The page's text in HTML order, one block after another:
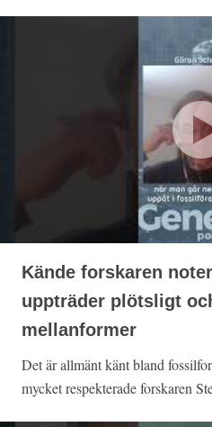
Kände forskaren
uppträder plötsligt
mellanformer
Det är allmänt känt bland
mycket respekterade forskaren